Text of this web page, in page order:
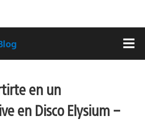
en un
en Disco Elysium –